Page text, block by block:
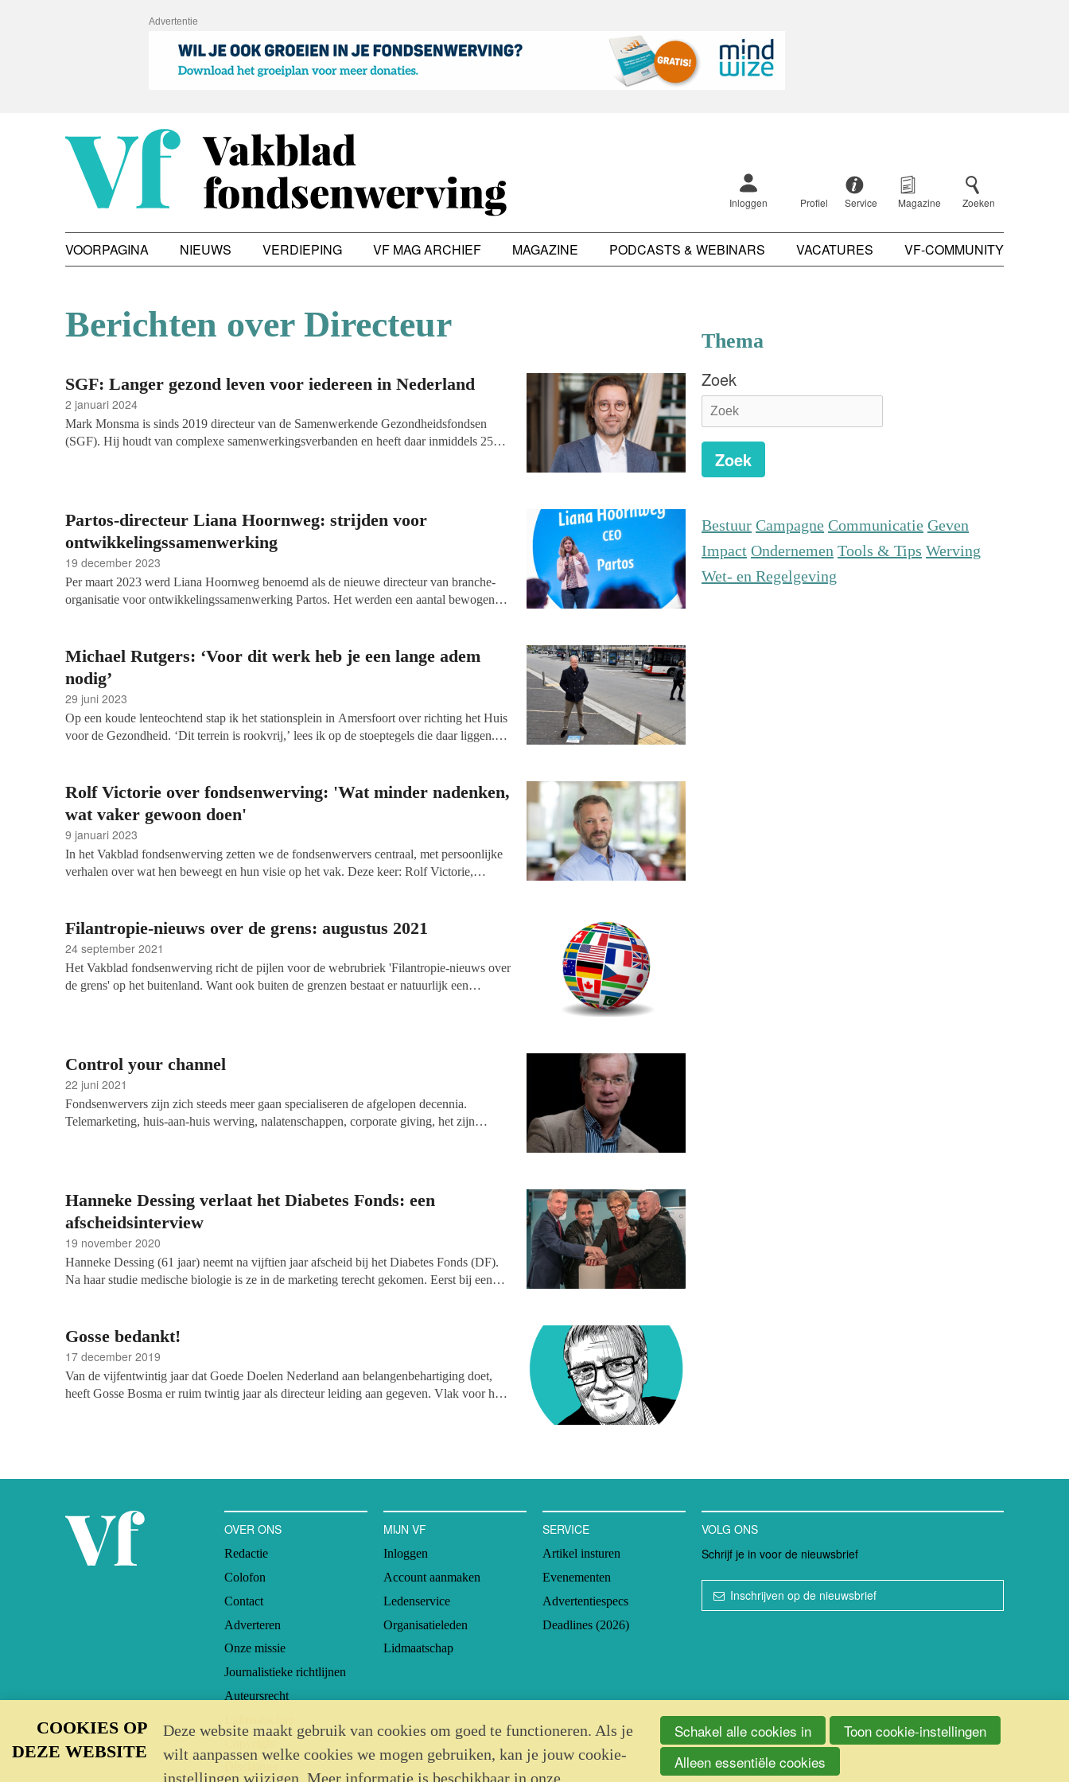
Advertentie
Inloggen Profiel Service Magazine Zoeken
VOORPAGINA NIEUWS VERDIEPING VF MAG ARCHIEF MAGAZINE PODCASTS & WEBINARS VACATURES VF-COMMUNITY
Berichten over Directeur
SGF: Langer gezond leven voor iedereen in Nederland
2 januari 2024
Mark Monsma is sinds 2019 directeur van de Samenwerkende Gezondheidsfondsen
(SGF). Hij houdt van complexe samenwerkingsverbanden en heeft daar inmiddels 25
Partos-directeur Liana Hoornweg: strijden voor
ontwikkelingssamenwerking
19 december 2023
Per maart 2023 werd Liana Hoornweg benoemd als de nieuwe directeur van branche-
organisatie voor ontwikkelingssamenwerking Partos. Het werden een aantal bewogen
over haar visie voor de organisatie, het politieke landschap en de trends in de sector
ontwikkelingssamenwerking.
Michael Rutgers: ‘Voor dit werk heb je een lange adem
nodig’
29 juni 2023
Op een koude lenteochtend stap ik het stationsplein in Amersfoort over richting het Huis
voor de Gezondheid. ‘Dit terrein is rookvrij,’ lees ik op de stoeptegels die daar liggen.
van de gezondheidsfondsen en filantropie. Iemand met wie het kan schuren, maar zeker
ook goed toeven is.
Rolf Victorie over fondsenwerving: 'Wat minder nadenken,
wat vaker gewoon doen'
9 januari 2023
In het Vakblad fondsenwerving zetten we de fondsenwervers centraal, met persoonlijke
verhalen over wat hen beweegt en hun visie op het vak. Deze keer: Rolf Victorie,
geweest, groeide hij begin 2022 door tot directeur van het gezondheidsfonds.
Filantropie-nieuws over de grens: augustus 2021
24 september 2021
Het Vakblad fondsenwerving richt de pijlen voor de webrubriek 'Filantropie-nieuws over
de grens' op het buitenland. Want ook buiten de grenzen bestaat er natuurlijk een
Control your channel
22 juni 2021
Fondsenwervers zijn zich steeds meer gaan specialiseren de afgelopen decennia.
Telemarketing, huis-aan-huis werving, nalatenschappen, corporate giving, het zijn
Hanneke Dessing verlaat het Diabetes Fonds: een
afscheidsinterview
19 november 2020
Hanneke Dessing (61 jaar) neemt na vijftien jaar afscheid bij het Diabetes Fonds (DF).
Na haar studie medische biologie is ze in de marketing terecht gekomen. Eerst bij een
Gosse bedankt!
17 december 2019
Van de vijfentwintig jaar dat Goede Doelen Nederland aan belangenbehartiging doet,
heeft Gosse Bosma er ruim twintig jaar als directeur leiding aan gegeven. Vlak voor het
Thema
Zoek
Zoek
Bestuur Campagne Communicatie Geven
Impact Ondernemen Tools & Tips Werving
Wet- en Regelgeving
OVER ONS
Redactie
Colofon
Contact
Adverteren
Onze missie
Journalistieke richtlijnen
Auteursrecht
MIJN VF
Inloggen
Account aanmaken
Ledenservice
Organisatieleden
Lidmaatschap
SERVICE
Artikel insturen
Evenementen
Advertentiespecs
Deadlines (2026)
VOLG ONS
Schrijf je in voor de nieuwsbrief
Inschrijven op de nieuwsbrief
COOKIES OP
DEZE WEBSITE
Deze website maakt gebruik van cookies om goed te functioneren. Als je
wilt aanpassen welke cookies we mogen gebruiken, kan je jouw cookie-
instellingen wijzigen. Meer informatie is beschikbaar in onze
Schakel alle cookies in
Toon cookie-instellingen
Alleen essentiële cookies